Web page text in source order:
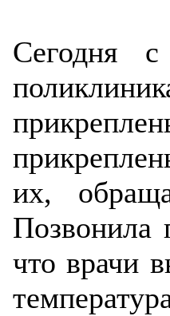
Сегодня
их,
Позвонила
что врачи